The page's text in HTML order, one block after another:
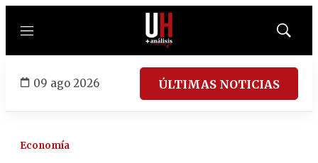
Menú
Mostrar
09 ago 2026 ÚLTIMAS NOTICIAS
Economía